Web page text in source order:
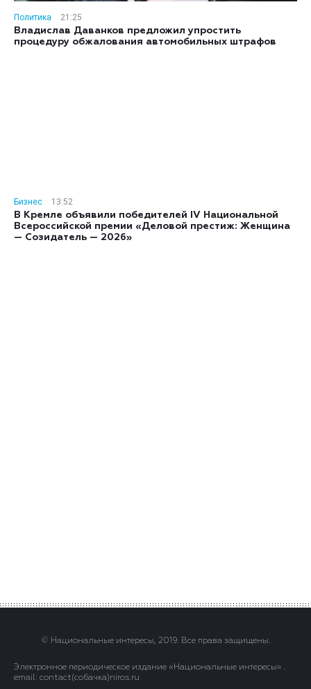
Политика
21:25
Владислав Даванков предложил упростить
процедуру обжалования автомобильных штрафов
Бизнес
13:52
В Кремле объявили победителей IV Национальной
Всероссийской премии «Деловой престиж: Женщина
— Созидатель — 2026»
© Национальные интересы, 2019. Все права защищены.
Электронное периодическое издание «Национальные интересы» .
email: contact(сoбaчка)niros.ru